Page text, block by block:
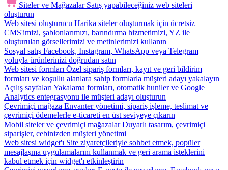
Siteler ve Mağazalar Satış yapabileceğiniz web siteleri
oluşturun
Web sitesi oluşturucu Harika siteler oluşturmak için ücretsiz
CMS'imizi, şablonlarımızı, barındırma hizmetimizi, YZ ile
oluşturulan görsellerimizi ve metinlerimizi kullanın
Sosyal satış Facebook, Instagram, WhatsApp veya Telegram
yoluyla ürünlerinizi doğrudan satın
Web sitesi formları Özel sipariş formları, kayıt ve geri bildirim
formları ve koşullu alanlara sahip formlarla müşteri adayı yakalayın
Açılış sayfaları Yakalama formları, otomatik huniler ve Google
Analytics entegrasyonu ile müşteri adayı oluşturun
Çevrimiçi mağaza Envanter yönetimi, sipariş işleme, teslimat ve
çevrimiçi ödemelerle e-ticareti en üst seviyeye çıkarın
Mobil siteler ve çevrimiçi mağazalar Duyarlı tasarım, çevrimiçi
siparişler, cebinizden müşteri yönetimi
Web sitesi widget'ı Site ziyaretçileriyle sohbet etmek, popüler
mesajlaşma uygulamalarını kullanmak ve geri arama isteklerini
kabul etmek için widget'ı etkinleştirin